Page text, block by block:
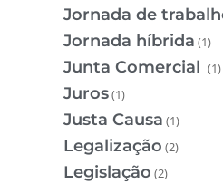
Jornada de
Jornada híbrida (1)
Junta Comercial (1)
Juros(1)
Justa Causa (1)
Legalização (2)
Legislação (2)